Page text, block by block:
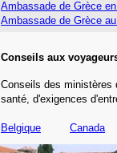
Ambassade de Grèce
Ambassade de Grèce
Conseils aux
Conseils des ministères
santé, d'exigences
Belgique Canada